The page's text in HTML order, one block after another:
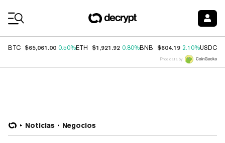
BTC $65,061.00 0.50%ETH $1,921.92 0.80%BNB $604.19 2.10%USDC
Price data by
Noticias Negocios